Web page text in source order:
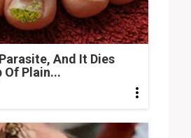
And It Dies
Of Plain...